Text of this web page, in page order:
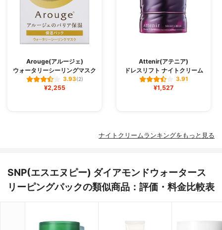
Arouge(アルージェ)
ウォータリーシーリングマスク
3.93(2)
¥2,255
Attenir(アテニア)
ドレスリフト ナイトクリーム
3.91
¥1,527
ナイトクリームランキングをもっと見る
SNP(エスエヌピー) ダイアモンドウォータース
リーピングパックの類似商品：評価・料金比較表